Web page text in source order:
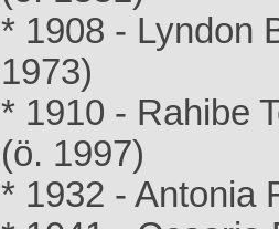
* 1908 - Lyndon
1973)
* 1910 - Rahibe
(ö. 1997)
* 1932 - Antonia